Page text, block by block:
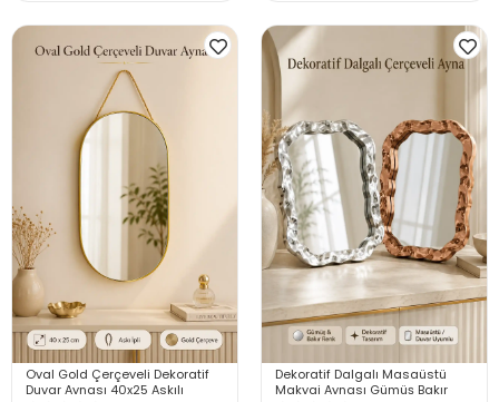
Oval Gold Çerçeveli Dekoratif
Duvar Aynası 40x25 Askılı
Dekoratif Dalgalı Masaüstü
Makyaj Aynası Gümüş Bakır